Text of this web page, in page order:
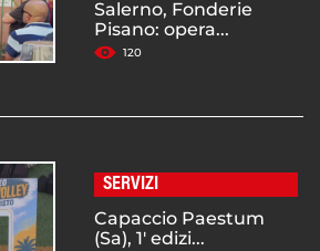
Salerno, Fonderie
Pisano: opera...
120
SERVIZI
Capaccio Paestum
(Sa), 1' edizi...